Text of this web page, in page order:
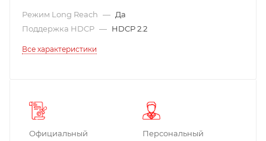
Режим Long Reach — Да
Поддержка HDCP — HDCP 2.2
Все характеристики
Официальный
Персональный